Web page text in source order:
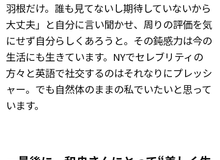
羽根だけ。誰も見てないし期待していないから
大丈夫」と自分に言い聞かせ、周りの評価を気
にせず自分らしくあろうと。その鈍感力は今の
生活にも生きています。NYでセレブリティの
方々と英語で社交するのはそれなりにプレッシ
ャー。でも自然体のままの私でいたいと思って
います。